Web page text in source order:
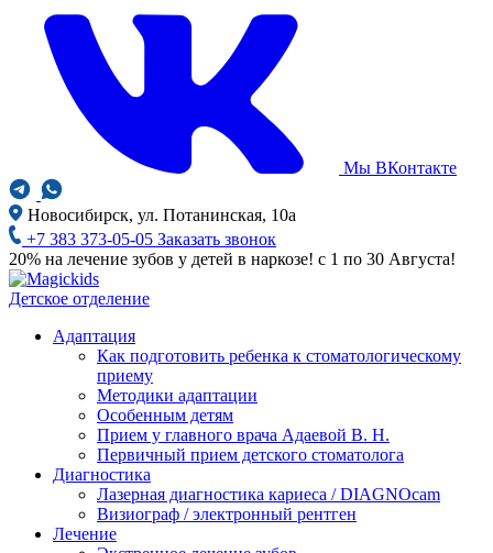
Мы ВКонтакте
Новосибирск, ул. Потанинская, 10а
+7 383 373-05-05 Заказать звонок
20% на лечение зубов у детей в наркозе! с 1 по 30 Августа!
Детское отделение
Адаптация
Как подготовить ребенка к стоматологическому
приему
Методики адаптации
Особенным детям
Прием у главного врача Адаевой В. Н.
Первичный прием детского стоматолога
Диагностика
Лазерная диагностика кариеса / DIAGNOcam
Визиограф / электронный рентген
Лечение